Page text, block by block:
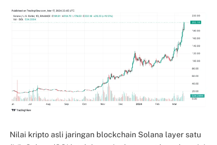
Nilai kripto asli jaringan blockchain Solana layer satu